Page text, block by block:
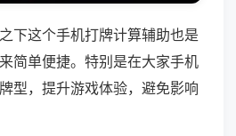
下这个手机打牌计算辅助也是
简单便捷。特别是在大家手机
型，提升游戏体验，避免影响